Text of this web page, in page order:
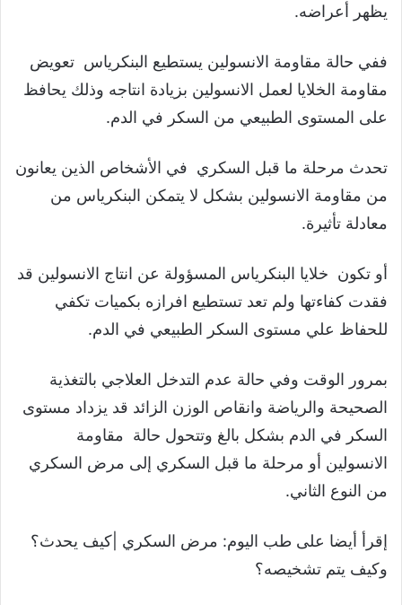
يظهر أعراضه.
ففي حالة مقاومة الانسولين يستطيع البنكرياس تعويض
مقاومة الخلايا لعمل الانسولين بزيادة انتاجه وذلك يحافظ
على المستوى الطبيعي من السكر في الدم.
تحدث مرحلة ما قبل السكري في الأشخاص الذين يعانون
من مقاومة الانسولين بشكل لا يتمكن البنكرياس من
معادلة تأثيرة.
أو تكون خلايا البنكرياس المسؤولة عن انتاج الانسولين قد
فقدت كفاءتها ولم تعد تستطيع افرازه بكميات تكفي
للحفاظ علي مستوى السكر الطبيعي في الدم.
بمرور الوقت وفي حالة عدم التدخل العلاجي بالتغذية
الصحيحة والرياضة وانقاص الوزن الزائد قد يزداد مستوى
السكر في الدم بشكل بالغ وتتحول حالة مقاومة
الانسولين أو مرحلة ما قبل السكري إلى مرض السكري
من النوع الثاني.
إقرأ أيضا على طب اليوم: مرض السكري |كيف يحدث؟
وكيف يتم تشخيصه؟